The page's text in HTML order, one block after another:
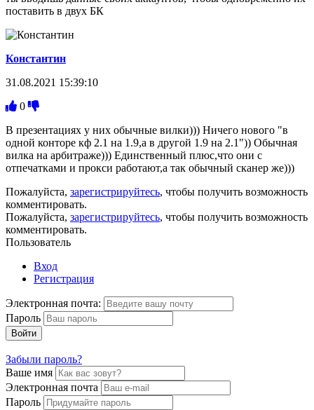
поставить в двух БК
Константин
31.08.2021 15:39:10
0
В презентациях у них обычные вилки))) Ничего нового "в
одной конторе кф 2.1 на 1.9,а в другой 1.9 на 2.1")) Обычная
вилка на арбитраже))) Единственный плюс,что они с
отпечатками и прокси работают,а так обычный сканер же)))
Пожалуйста, зарегистрируйтесь, чтобы получить возможность
комментировать.
Пожалуйста, зарегистрируйтесь, чтобы получить возможность
комментировать.
Пользователь
Вход
Регистрация
Электронная почта:
Пароль
Войти
Забыли пароль?
Ваше имя
Электронная почта
Пароль